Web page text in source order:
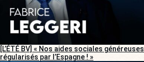
[L’ÉTÉ BV] « Nos aides sociales
régularisés par l’Espagne ! »